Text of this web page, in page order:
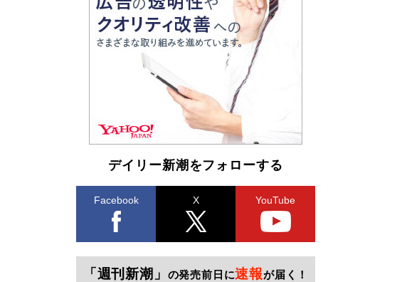
デイリー新潮をフォローする
Facebook X YouTube
「週刊新潮」 の発売前日に速報が届く！